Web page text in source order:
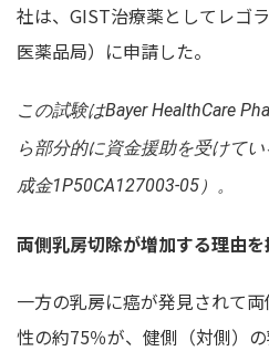
社は、GIST治療薬としてレゴ
医薬品局）に申請した。
この試験はBayer HealthCare
ら部分的に資金援助を受けてい
成金1P50CA127003-05）。
両側乳房切除が増加する理由
一方の乳房に癌が発見されて
性の約75％が、健側（対側）